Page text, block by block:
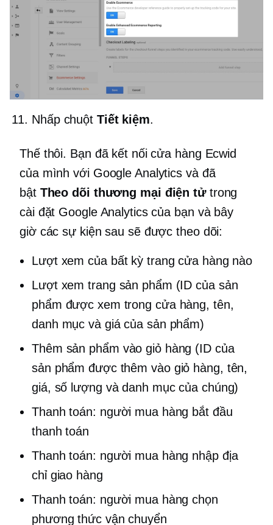
Nhấp chuột Tiết kiệm.
Thế thôi. Bạn đã kết nối cửa hàng Ecwid
của mình với Google Analytics và đã
bật Theo dõi thương mại điện tửtrong
cài đặt Google Analytics của bạn và bây
giờ các sự kiện sau sẽ được theo dõi:
Lượt xem của bất kỳ trang cửa hàng nào
Lượt xem trang sản phẩm (ID của sản
phẩm được xem trong cửa hàng, tên,
danh mục và giá của sản phẩm)
Thêm sản phẩm vào giỏ hàng (ID của
sản phẩm được thêm vào giỏ hàng, tên,
giá, số lượng và danh mục của chúng)
Thanh toán: người mua hàng bắt đầu
thanh toán
Thanh toán: người mua hàng nhập địa
chỉ giao hàng
Thanh toán: người mua hàng chọn
phương thức vận chuyển